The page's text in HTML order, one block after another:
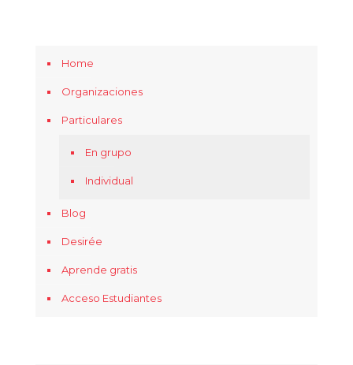
Home
Organizaciones
Particulares
En grupo
Individual
Blog
Desirée
Aprende gratis
Acceso Estudiantes